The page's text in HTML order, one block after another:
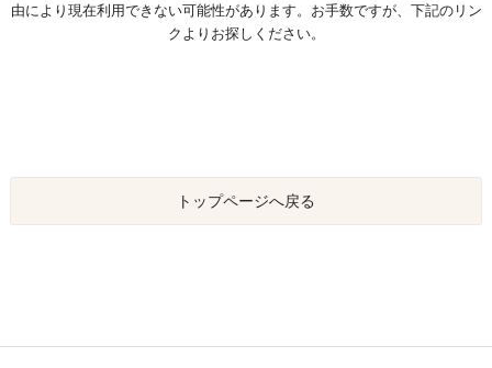
由により現在利用できない可能性があります。お手数ですが、下記のリン
クよりお探しください。
トップページへ戻る